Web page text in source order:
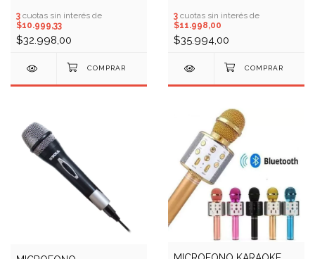
3 cuotas sin interés de
$10.999,33
$32.998,00
M100 (COD: 10409459)
3 cuotas sin interés de
$11.998,00
$35.994,00